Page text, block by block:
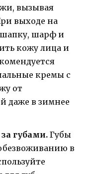
вызывая
выходе на
шапку, шарф и
кожу лица и
кремы с
от
даже в зимнее
губами. Губы
в